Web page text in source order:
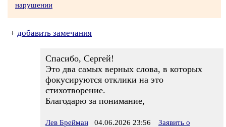
нарушении
+ добавить замечания
Спасибо, Сергей!
Это два самых верных слова, в которых
фокусируются отклики на это
стихотворение.
Благодарю за понимание,
Лев Брейман 04.06.2026 23:56
Заявить о